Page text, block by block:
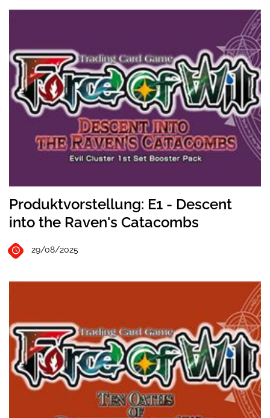
Produktvorstellung: E1 - Descent
into the Raven's Catacombs
29/08/2025